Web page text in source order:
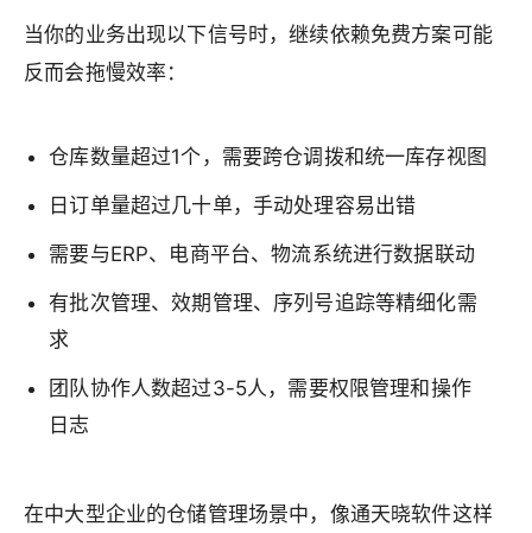
当你的业务出现以下信号时，继续依赖免费方案可能
反而会拖慢效率：
仓库数量超过1个，需要跨仓调拨和统一库存视图
日订单量超过几十单，手动处理容易出错
需要与ERP、电商平台、物流系统进行数据联动
有批次管理、效期管理、序列号追踪等精细化需
求
团队协作人数超过3-5人，需要权限管理和操作
日志
在中大型企业的仓储管理场景中，像通天晓软件这样